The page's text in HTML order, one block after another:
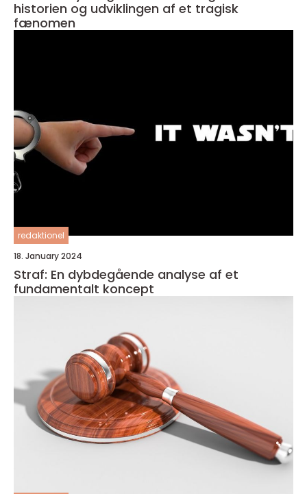
historien og udviklingen af et tragisk
fænomen
redaktionel
18. January 2024
Straf: En dybdegående analyse af et
fundamentalt koncept